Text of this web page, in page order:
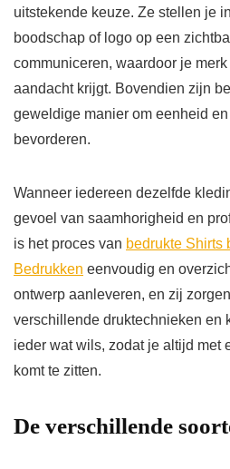
uitstekende keuze. Ze stellen je
boodschap of logo op een
communiceren, waardoor je
aandacht krijgt. Bovendien zijn
geweldige manier om eenheid
bevorderen.
Wanneer iedereen dezelfde
gevoel van saamhorigheid en
is het proces van bedrukte Shirts
Bedrukken eenvoudig en
ontwerp aanleveren, en zij
verschillende druktechnieken en
ieder wat wils, zodat je altijd met
komt te zitten.
De verschillende